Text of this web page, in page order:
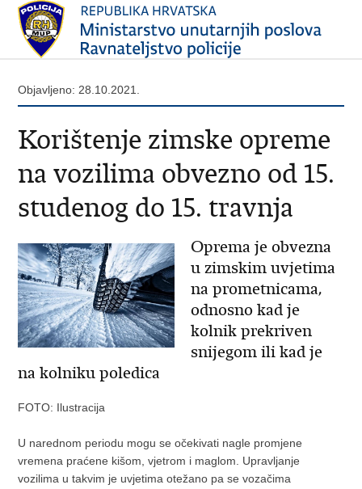
Objavljeno: 28.10.2021.
Korištenje zimske opreme
na vozilima obvezno od 15.
studenog do 15. travnja
Oprema je obvezna
u zimskim uvjetima
na prometnicama,
odnosno kad je
kolnik prekriven
snijegom ili kad je
na kolniku poledica
FOTO: Ilustracija
U narednom periodu mogu se očekivati nagle promjene
vremena praćene kišom, vjetrom i maglom. Upravljanje
vozilima u takvim je uvjetima otežano pa se vozačima